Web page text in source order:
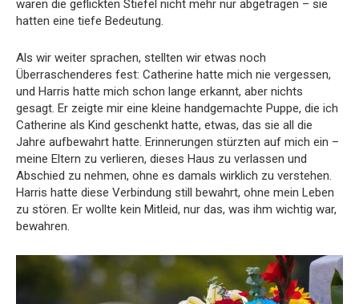
waren die geflickten Stiefel nicht mehr nur abgetragen – sie
hatten eine tiefe Bedeutung.
Als wir weiter sprachen, stellten wir etwas noch
Überraschenderes fest: Catherine hatte mich nie vergessen,
und Harris hatte mich schon lange erkannt, aber nichts
gesagt. Er zeigte mir eine kleine handgemachte Puppe, die ich
Catherine als Kind geschenkt hatte, etwas, das sie all die
Jahre aufbewahrt hatte. Erinnerungen stürzten auf mich ein –
meine Eltern zu verlieren, dieses Haus zu verlassen und
Abschied zu nehmen, ohne es damals wirklich zu verstehen.
Harris hatte diese Verbindung still bewahrt, ohne mein Leben
zu stören. Er wollte kein Mitleid, nur das, was ihm wichtig war,
bewahren.